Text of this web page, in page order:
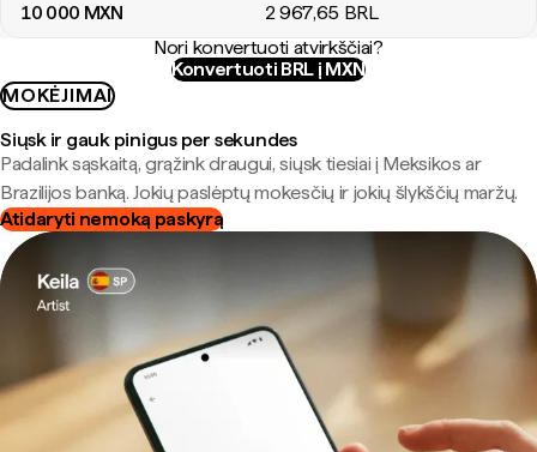
10 000 MXN 2 967,65 BRL
Nori konvertuoti atvirkščiai?
Konvertuoti BRL į MXN
MOKĖJIMAI
Siųsk ir gauk pinigus per sekundes
Padalink sąskaitą, grąžink draugui, siųsk tiesiai į Meksikos ar
Brazilijos banką. Jokių paslėptų mokesčių ir jokių šlykščių maržų.
Atidaryti nemoką paskyrą